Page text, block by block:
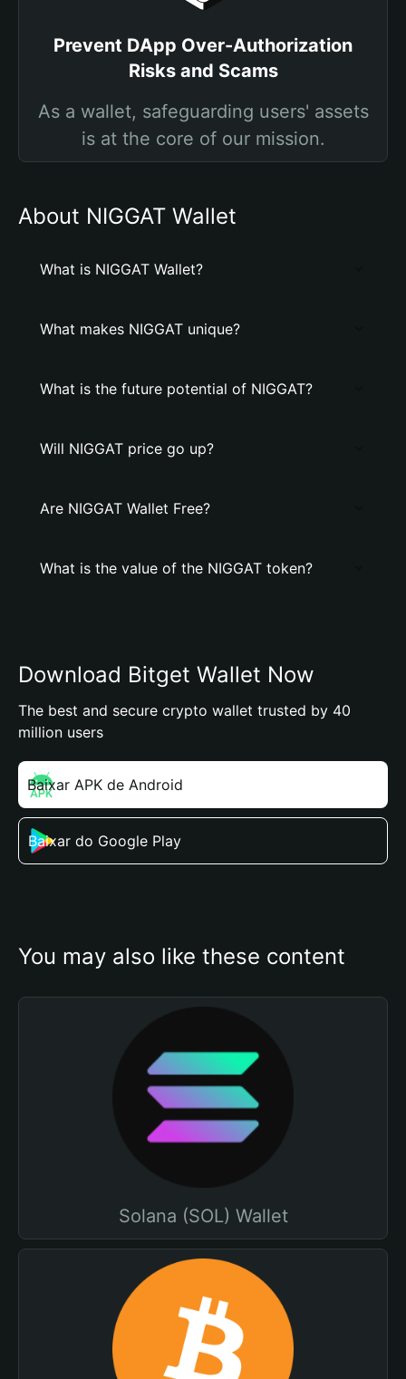
Prevent DApp Over-Authorization
Risks and Scams
As a wallet, safeguarding users' assets
is at the core of our mission.
About NIGGAT Wallet
What is NIGGAT Wallet?
What makes NIGGAT unique?
What is the future potential of NIGGAT?
Will NIGGAT price go up?
Are NIGGAT Wallet Free?
What is the value of the NIGGAT token?
Download Bitget Wallet Now
The best and secure crypto wallet trusted by 40
million users
Baixar APK de Android
Baixar do Google Play
You may also like these content
Solana (SOL) Wallet